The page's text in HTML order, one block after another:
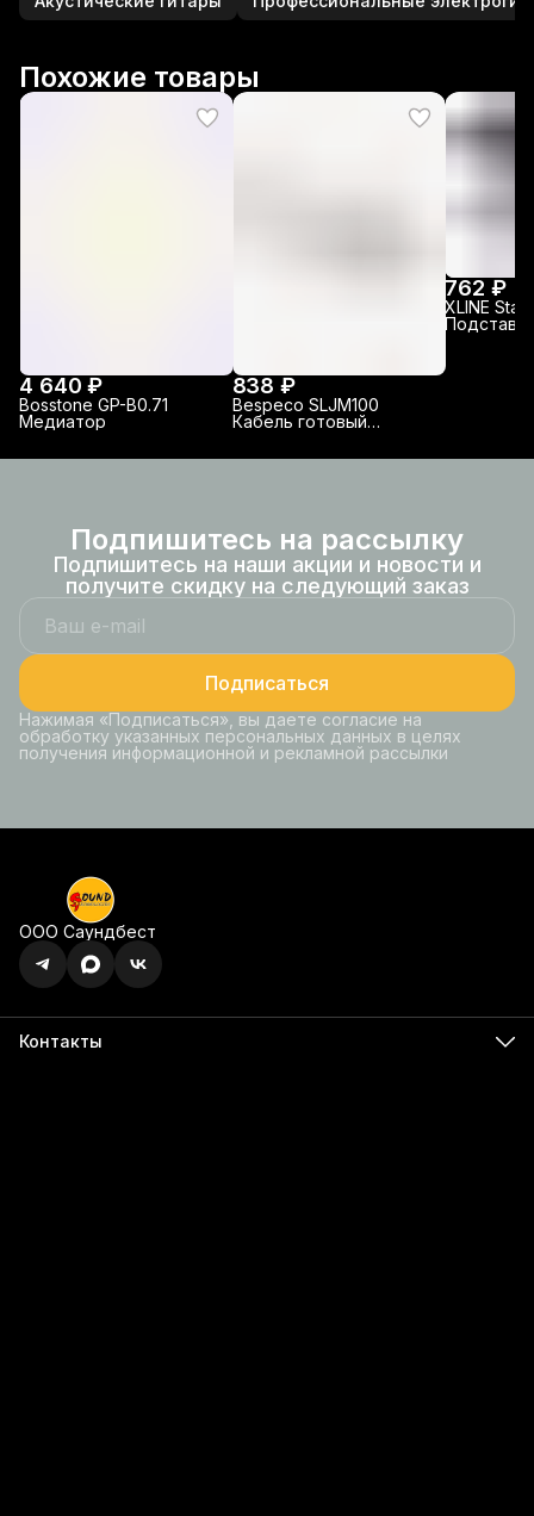
Похожие товары
4 640 ₽
Bosstone GP-B0.71
Медиатор
838 ₽
Bespeco SLJM100
Кабель готовый
762 ₽
XLINE
Подпишитесь на рассылку
Подпишитесь на наши акции и новости и
получите скидку на следующий заказ
Подписаться
Нажимая «Подписаться», вы даете согласие на
обработку указанных персональных данных в целях
получения информационной и рекламной рассылки
ООО Саундбест
Контакты